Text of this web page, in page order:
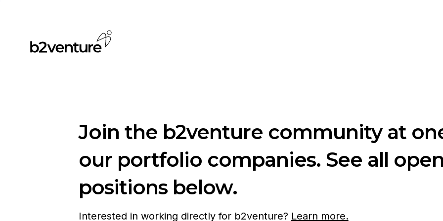
Join the b2venture community at
our portfolio companies. See all
positions below.
Interested in working directly for b2venture? Learn more.